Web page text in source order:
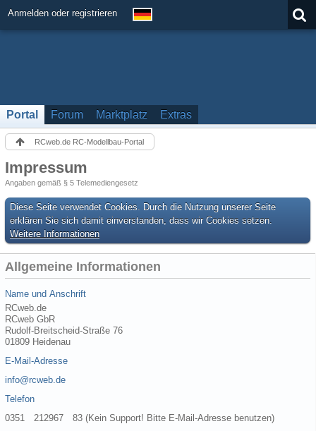
Anmelden oder registrieren
Portal Forum Marktplatz Extras
RCweb.de RC-Modellbau-Portal
Impressum
Angaben gemäß § 5 Telemediengesetz
Diese Seite verwendet Cookies. Durch die Nutzung unserer Seite
erklären Sie sich damit einverstanden, dass wir Cookies setzen.
Weitere Informationen
Allgemeine Informationen
Name und Anschrift
RCweb.de
RCweb GbR
Rudolf-Breitscheid-Straße 76
01809 Heidenau
E-Mail-Adresse
info@rcweb.de
Telefon
0351 212967 83 (Kein Support! Bitte E-Mail-Adresse benutzen)